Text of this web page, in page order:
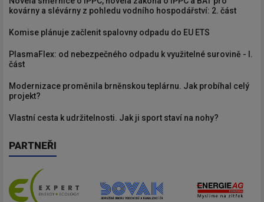
kovárny a slévárny z pohledu vodního hospodářství: 2. část
Komise plánuje začlenit spalovny odpadu do EU ETS
PlasmaFlex: od nebezpečného odpadu k využitelné surovině - I.
část
Modernizace proměnila brněnskou teplárnu. Jak probíhal celý
projekt?
Vlastní cesta k udržitelnosti. Jak ji sport staví na nohy?
PARTNEŘI